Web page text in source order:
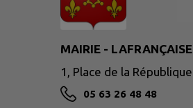
MAIRIE - LAFRANÇAISE
1, Place de la République
05 63 26 48 48